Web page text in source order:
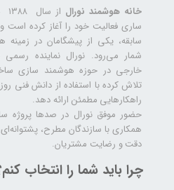
خانه هوشمند نورال
سابقه، یکی از پیشگامان در زمینه
شمار می‌رود. نورال نماینده رسمی
خارجی در حوزه هوشمند سازی
تلاش کرده با استفاده از دانش فنی
راهکارهایی مطمئن ارائه دهد.
حضور موفق نورال در صدها پروژه‌
همکاری با سازندگان مطرح،
دقت و رضایت مشتریان.
چرا باید شما را انتخاب